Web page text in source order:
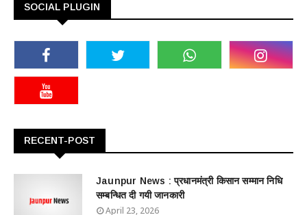
SOCIAL PLUGIN
RECENT-POST
Jaunpur News : ​प्रधानमंत्री किसान सम्मान निधि
सम्बन्धित दी गयी जानकारी
April 23, 2026